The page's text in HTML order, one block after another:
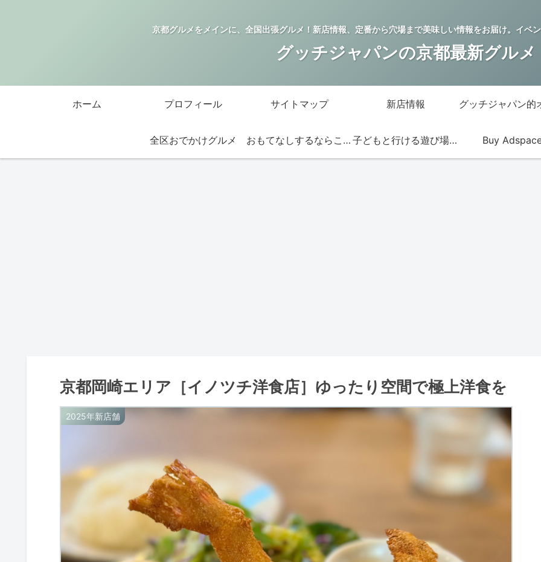
京都グルメをメインに、全国出張グルメ！新店情報、定番から穴場まで美味しい情報をお届け。イベ
グッチジャパンの京都最新グルメ
ホーム プロフィール サイトマップ 新店情報
全区おでかけグルメ おもてなしするならこの店 子どもと行ける遊び場・お店 Buy
京都岡崎エリア［イノツチ洋食店］ゆったり空間で極上洋食を
2025年新店舗